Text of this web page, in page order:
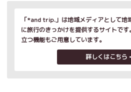
「*and trip.」は地域メディアとして地
に旅行のきっかけを提供するサイトで
立つ機能もご用意しています。
詳しくはこちら